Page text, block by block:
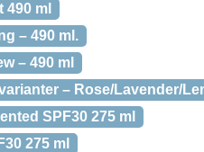
490 ml
– 490 ml.
– 490 ml
– Rose/Lavender/
SPF30 275 ml
275 ml